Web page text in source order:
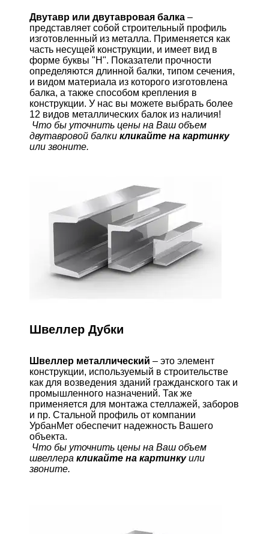
Двутавр или двутавровая балка –
представляет собой строительный профиль
изготовленный из металла. Применяется как
часть несущей конструкции, и имеет вид в
форме буквы "Н". Показатели прочности
определяются длинной балки, типом сечения,
и видом материала из которого изготовлена
балка, а также способом крепления в
конструкции. У нас вы можете выбрать более
12 видов металлических балок из наличия!
Что бы уточнить цены на Ваш объем
двутавровой балки кликайте на картинку
или звоните.
Швеллер Дубки
Швеллер металлический – это элемент
конструкции, используемый в строительстве
как для возведения зданий гражданского так и
промышленного назначений. Так же
применяется для монтажа стеллажей, заборов
и пр. Стальной профиль от компании
УрбанМет обеспечит надежность Вашего
объекта.
Что бы уточнить цены на Ваш объем
швеллера кликайте на картинкуили
звоните.